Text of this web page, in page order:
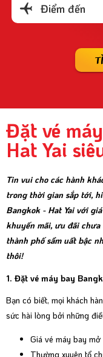
Điểm đến
Đặt vé
Hat Yai
Tin vui cho các hành
trong thời gian sắp tới,
Bangkok - Hat Yai với
khuyến mãi, ưu đãi
thành phố sầm uất bậc
thôi!
1. Đặt vé máy bay
Bạn có biết, mọi khách
sức hài lòng bởi những
Giá vé máy bay
Thường xuyên tổ